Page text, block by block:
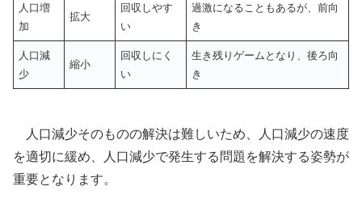
人口増
加
拡大
回収しやす
い
過激になることもあるが、前向
き
人口減
少
縮小
回収しにく
い
生き残りゲームとなり、後ろ向
き
人口減少そのものの解決は難しいため、人口減少の速度
を適切に緩め、人口減少で発生する問題を解決する姿勢が
重要となります。